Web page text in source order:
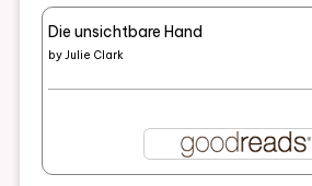
Die unsichtbare Hand
byJulie Clark